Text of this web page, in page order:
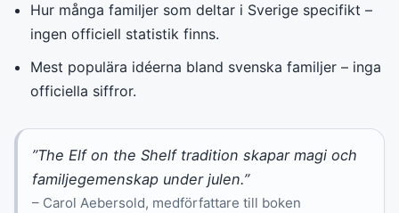
Hur många familjer som deltar i Sverige specifikt –
ingen officiell statistik finns.
Mest populära idéerna bland svenska familjer – inga
officiella siffror.
”The Elf on the Shelf tradition skapar magi och
familjegemenskap under julen.”
– Carol Aebersold, medförfattare till boken